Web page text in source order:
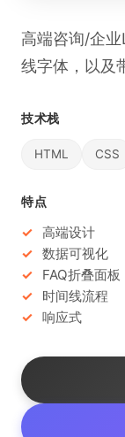
高端咨询/企
线字体，以及
技术栈
HTML CSS
特点
高端设计
数据可视化
FAQ折叠面板
时间线流程
响应式